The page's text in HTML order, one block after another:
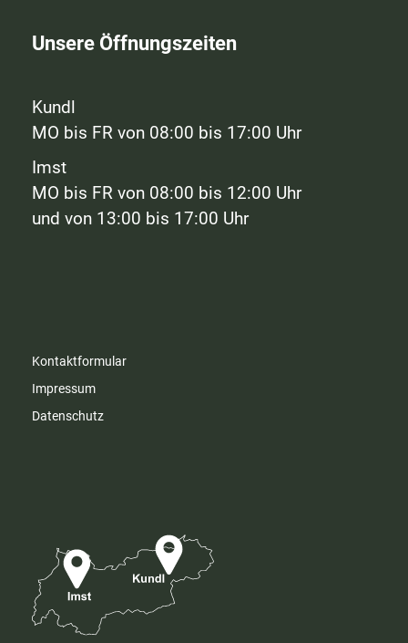
Unsere Öffnungszeiten
Kundl
MO bis FR von 08:00 bis 17:00 Uhr
Imst
MO bis FR von 08:00 bis 12:00 Uhr
und von 13:00 bis 17:00 Uhr
Kontaktformular
Impressum
Datenschutz